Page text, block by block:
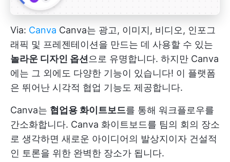
Via: Canva Canva는 광고, 이미지, 비디오, 인포그
래픽 및 프레젠테이션을 만드는 데 사용할 수 있는
놀라운 디자인 옵션 으로 유명합니다. 하지만 Canva
에는 그 외에도 다양한 기능이 있습니다! 이 플랫폼
은 뛰어난 시각적 협업 기능도 제공합니다.
Canva는 협업용 화이트보드를 통해 워크플로우를
간소화합니다. Canva 화이트보드를 팀의 회의 장소
로 생각하면 새로운 아이디어의 발상지이자 건설적
인 토론을 위한 완벽한 장소가 됩니다.